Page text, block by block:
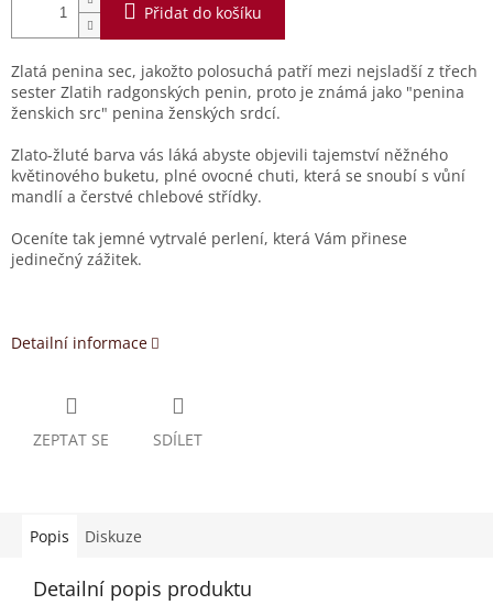
Přidat do košíku
Zlatá penina sec, jakožto polosuchá patří mezi nejsladší z třech
sester Zlatih radgonských penin, proto je známá jako "penina
ženskich src" penina ženských srdcí.
Zlato-žluté barva vás láká abyste objevili tajemství něžného
květinového buketu, plné ovocné chuti, která se snoubí s vůní
mandlí a čerstvé chlebové střídky.
Oceníte tak jemné vytrvalé perlení, která Vám přinese
jedinečný zážitek.
Detailní informace
ZEPTAT SE SDÍLET
Popis Diskuze
Detailní popis produktu